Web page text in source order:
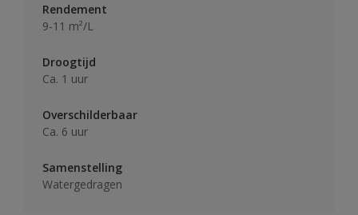
Rendement
9-11 m²/L
Droogtijd
Ca. 1 uur
Overschilderbaar
Ca. 6 uur
Samenstelling
Watergedragen